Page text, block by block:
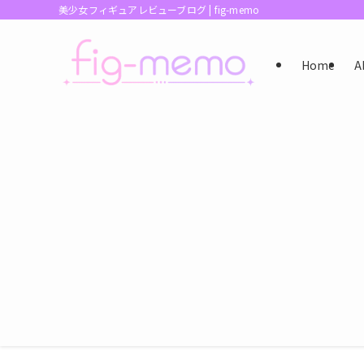
美少女フィギュアレビューブログ | fig-memo
Home